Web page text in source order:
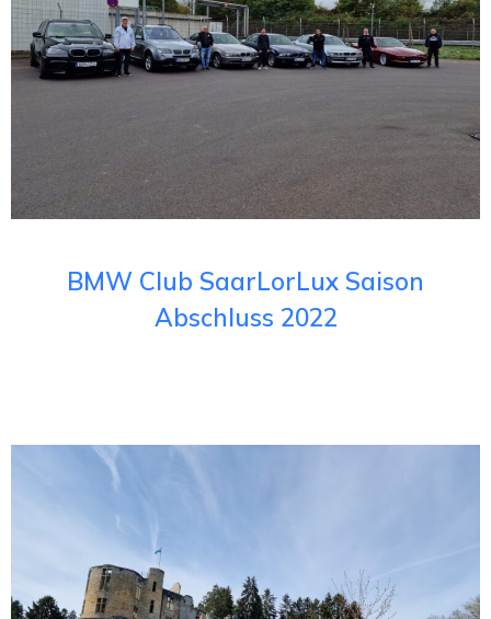
BMW Club SaarLorLux Saison
Abschluss 2022